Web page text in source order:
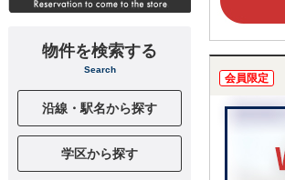
会員限定
物件を検索する
Search
沿線・駅名から探す
学区から探す